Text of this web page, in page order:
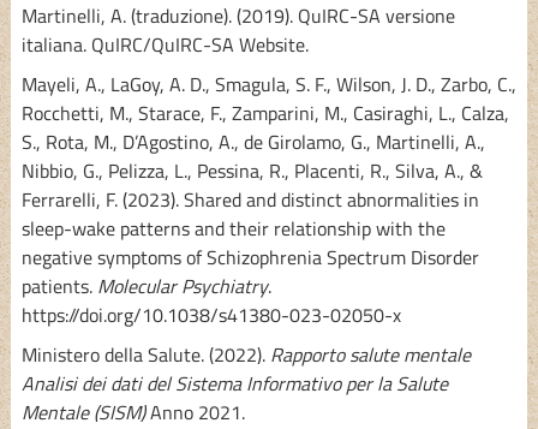
Martinelli, A. (traduzione). (2019). QuIRC-SA versione
italiana. QuIRC/QuIRC-SA Website.
Mayeli, A., LaGoy, A. D., Smagula, S. F., Wilson, J. D., Zarbo, C.,
Rocchetti, M., Starace, F., Zamparini, M., Casiraghi, L., Calza,
S., Rota, M., D’Agostino, A., de Girolamo, G., Martinelli, A.,
Nibbio, G., Pelizza, L., Pessina, R., Placenti, R., Silva, A., &
Ferrarelli, F. (2023). Shared and distinct abnormalities in
sleep-wake patterns and their relationship with the
negative symptoms of Schizophrenia Spectrum Disorder
patients. Molecular Psychiatry.
https://doi.org/10.1038/s41380-023-02050-x
Ministero della Salute. (2022). Rapporto salute mentale
Analisi dei dati del Sistema Informativo per la Salute
Mentale (SISM)Anno 2021.